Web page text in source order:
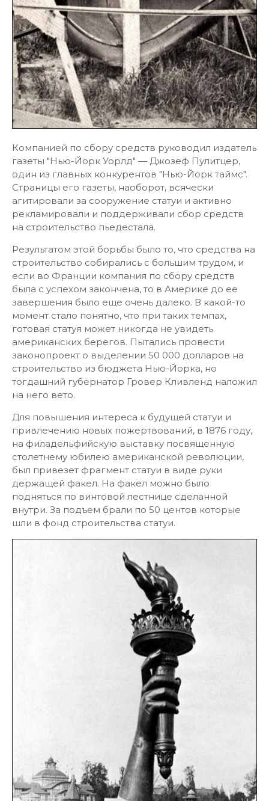
Компанией по сбору средств руководил издатель
газеты "Нью-Йорк Уорлд" — Джозеф Пулитцер,
один из главных конкурентов "Нью-Йорк таймс".
Страницы его газеты, наоборот, всячески
агитировали за сооружение статуи и активно
рекламировали и поддерживали сбор средств
на строительство пьедестала.
Результатом этой борьбы было то, что средства на
строительство собирались с большим трудом, и
если во Франции компания по сбору средств
была с успехом закончена, то в Америке до ее
завершения было еще очень далеко. В какой-то
момент стало понятно, что при таких темпах,
готовая статуя может никогда не увидеть
американских берегов. Пытались провести
законопроект о выделении 50 000 долларов на
строительство из бюджета Нью-Йорка, но
тогдашний губернатор Гровер Кливленд наложил
на него вето.
Для повышения интереса к будущей статуи и
привлечению новых пожертвований, в 1876 году,
на филадельфийскую выставку посвященную
столетнему юбилею американской революции,
был привезет фрагмент статуи в виде руки
держащей факел. На факел можно было
подняться по винтовой лестнице сделанной
внутри. За подъем брали по 50 центов которые
шли в фонд строительства статуи.